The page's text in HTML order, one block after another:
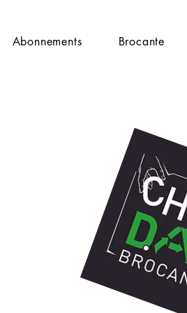
Abonnements Brocante